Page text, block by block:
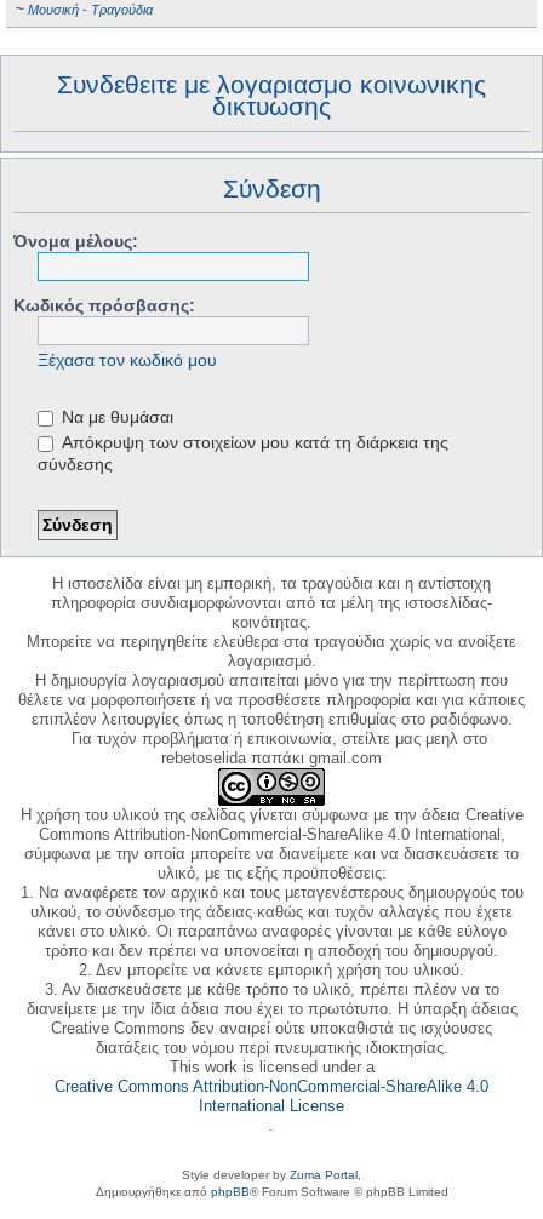
~ Μουσική - Τραγούδια
Συνδεθειτε με λογαριασμο κοινωνικης
δικτυωσης
Σύνδεση
Όνομα μέλους:
Κωδικός πρόσβασης:
Ξέχασα τον κωδικό μου
Να με θυμάσαι
Απόκρυψη των στοιχείων μου κατά τη διάρκεια της
σύνδεσης
Η ιστοσελίδα είναι μη εμπορική, τα τραγούδια και η αντίστοιχη
πληροφορία συνδιαμορφώνονται από τα μέλη της ιστοσελίδας-
κοινότητας.
Μπορείτε να περιηγηθείτε ελεύθερα στα τραγούδια χωρίς να ανοίξετε
λογαριασμό.
Η δημιουργία λογαριασμού απαιτείται μόνο για την περίπτωση που
θέλετε να μορφοποιήσετε ή να προσθέσετε πληροφορία και για κάποιες
επιπλέον λειτουργίες όπως η τοποθέτηση επιθυμίας στο ραδιόφωνο.
Για τυχόν προβλήματα ή επικοινωνία, στείλτε μας μεηλ στο
rebetoselida παπάκι gmail.com
Η χρήση του υλικού της σελίδας γίνεται σύμφωνα με την άδεια Creative
Commons Attribution-NonCommercial-ShareAlike 4.0 International,
σύμφωνα με την οποία μπορείτε να διανείμετε και να διασκευάσετε το
υλικό, με τις εξής προϋποθέσεις:
1. Να αναφέρετε τον αρχικό και τους μεταγενέστερους δημιουργούς του
υλικού, το σύνδεσμο της άδειας καθώς και τυχόν αλλαγές που έχετε
κάνει στο υλικό. Οι παραπάνω αναφορές γίνονται με κάθε εύλογο
τρόπο και δεν πρέπει να υπονοείται η αποδοχή του δημιουργού.
2. Δεν μπορείτε να κάνετε εμπορική χρήση του υλικού.
3. Αν διασκευάσετε με κάθε τρόπο το υλικό, πρέπει πλέον να το
διανείμετε με την ίδια άδεια που έχει το πρωτότυπο. Η ύπαρξη άδειας
Creative Commons δεν αναιρεί ούτε υποκαθιστά τις ισχύουσες
διατάξεις του νόμου περί πνευματικής ιδιοκτησίας.
This work is licensed under a
Creative Commons Attribution-NonCommercial-ShareAlike 4.0
International License
.
Style developer by Zuma Portal
Δημιουργήθηκε από phpBB® Forum Software © phpBB Limited